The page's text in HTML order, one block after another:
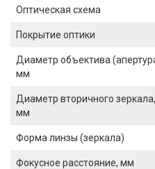
Оптическая схема
Покрытие оптики
Диаметр объектива
мм
Диаметр вторичного зеркала,
мм
Форма линзы (зеркала)
Фокусное расстояние, мм